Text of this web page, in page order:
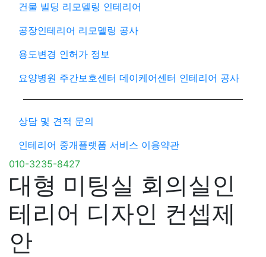
건물 빌딩 리모델링 인테리어
공장인테리어 리모델링 공사
용도변경 인허가 정보
요양병원 주간보호센터 데이케어센터 인테리어 공사
상담 및 견적 문의
인테리어 중개플랫폼 서비스 이용약관
010-3235-8427
대형 미팅실 회의실인
테리어 디자인 컨셉제
안